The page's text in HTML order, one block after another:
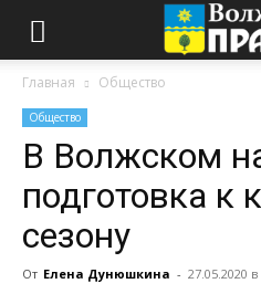
Главная Общество
Общество
В Волжском
подготовка к
сезону
От Елена Дунюшкина - 27.05.2020 в